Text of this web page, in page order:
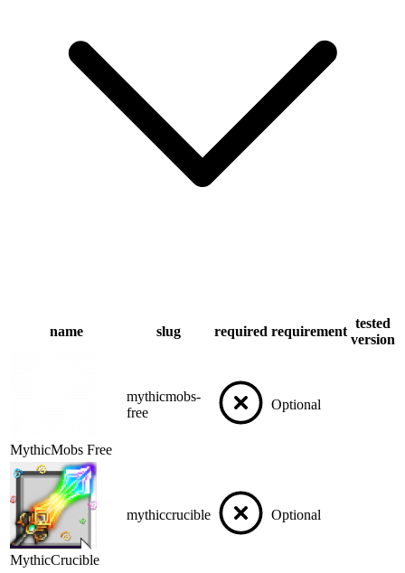
name slug required requirement
tested
version
MythicMobs Free
mythicmobs-
free
Optional
MythicCrucible
mythiccrucible Optional